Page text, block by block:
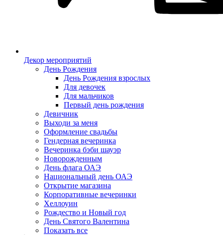
Декор мероприятий
День Рождения
День Рождения взрослых
Для девочек
Для мальчиков
Первый день рождения
Девичник
Выходи за меня
Оформление свадьбы
Гендерная вечеринка
Вечеринка бэби шауэр
Новорожденным
День флага ОАЭ
Национальный день ОАЭ
Открытие магазина
Корпоративные вечеринки
Хеллоуин
Рождество и Новый год
День Святого Валентина
Показать все